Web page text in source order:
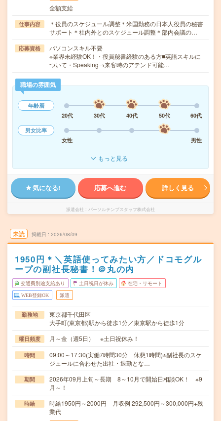
全額支給
仕事内容
＊役員のスケジュール調整＊米国勤務の日本人役員の秘書
サポート＊社内外とのスケジュール調整＊部内会議の…
応募資格
パソコンスキル不要
※業界未経験OK！・役員秘書経験のある方■英語スキルに
ついて・Speaking→来客時のアテンド可能…
職場の雰囲気
年齢層
20代
30代 40代 50代
60代
男女比率
女性
男性
もっと見る
気になる! 応募へ進む 詳しく見る
派遣会社 パーソルテンプスタッフ株式会社
未読 掲載日 2026/08/09
1950円＊＼英語使ってみたい方／ドコモグル
ープの副社長秘書！＠丸の内
交通費別途支給あり 土日祝日が休み 在宅・リモート
WEB登録OK 派遣
勤務地
東京都千代田区
大手町(東京都)駅から徒歩1分／東京駅から徒歩1分
曜日頻度 月～金（週5日） ※土日祝休み！
時間
09:00～17:30(実働7時間30分 休憩1時間)※副社長のスケ
ジュールに合わせた出社・退勤とな…
期間
2026年09月上旬～長期 8～10月で開始日相談OK！ ※9
月～！
時給
時給1950円～2000円 月収例 292,500円～300,000円+残
業代